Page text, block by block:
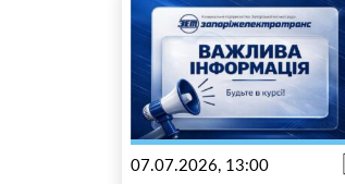
07.07.2026, 13:00